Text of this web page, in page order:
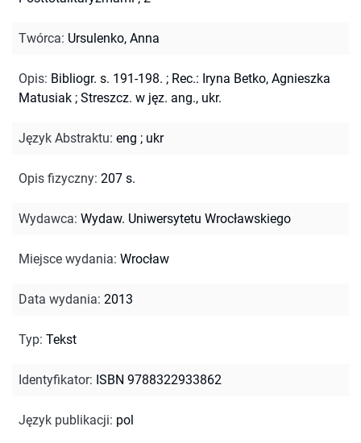
Twórca: Ursulenko, Anna
Opis: Bibliogr. s. 191-198. ; Rec.: Iryna Betko, Agnieszka
Matusiak ; Streszcz. w jęz. ang., ukr.
Język Abstraktu: eng ; ukr
Opis fizyczny: 207 s.
Wydawca: Wydaw. Uniwersytetu Wrocławskiego
Miejsce wydania: Wrocław
Data wydania: 2013
Typ: Tekst
Identyfikator: ISBN 9788322933862
Język publikacji: pol